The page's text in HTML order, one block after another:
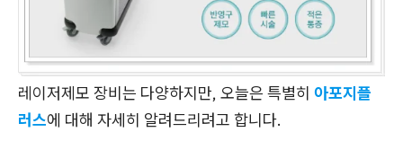
레이저제모 장비는 다양하지만, 오늘은 특별히 아포지플
러스에 대해 자세히 알려드리려고 합니다.